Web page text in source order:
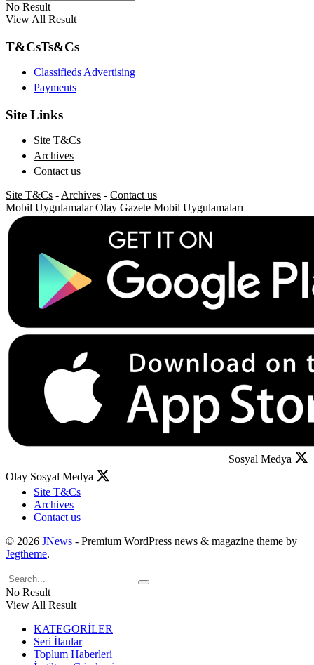
No Result
View All Result
T&CsTs&Cs
Classifieds Advertising
Payments
Site Links
Site T&Cs
Archives
Contact us
Site T&Cs - Archives - Contact us
Mobil Uygulamalar Olay Gazete Mobil Uygulamaları
Sosyal Medya
Olay Sosyal Medya
Site T&Cs
Archives
Contact us
© 2026 JNews - Premium WordPress news & magazine theme by
Jegtheme.
No Result
View All Result
KATEGORİLER
Seri İlanlar
Toplum Haberleri